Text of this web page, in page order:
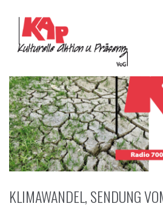
AUTHOR ARCHIVES:
KLIMAWANDEL, SENDUNG